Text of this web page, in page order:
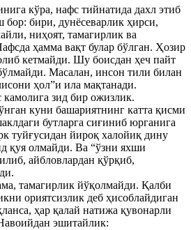
кўра, нафс тийнатида дахл этиб
бор: бири, дунёсеварлик ҳирси,
ниҳоят, тамагирлик ва
ҳамма вақт булар бўлган. Ҳозир
кетмайди. Шу боисдан ҳеч пайт
Масалан, инсон тили билан
ҳол”и ила мақтанади.
зид бир ожизлик.
куни башариятнинг катта қисми
бутларга сиғиниб юрганига
туйғусидан йироқ халойиқ дину
қуя олмайди. Ва “ўзни яхши
айбловлардан қўрқиб,
тамагирлик йўқолмайди. Қалби
ориятсизлик деб ҳисоблайдиган
ҳар қалай натижа қувонарли
эшитайлик: